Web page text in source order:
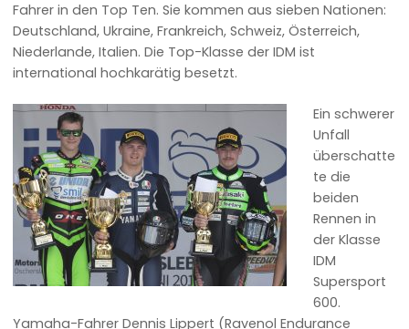
Fahrer in den Top Ten. Sie kommen aus sieben Nationen:
Deutschland, Ukraine, Frankreich, Schweiz, Österreich,
Niederlande, Italien. Die Top-Klasse der IDM ist
international hochkarätig besetzt.
Ein schwerer
Unfall
überschatte
te die
beiden
Rennen in
der Klasse
IDM
Supersport
600.
Yamaha-Fahrer Dennis Lippert (Ravenol Endurance